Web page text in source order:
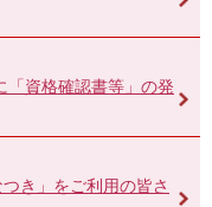
「資格確認書等」の発
き」をご利用の皆さ